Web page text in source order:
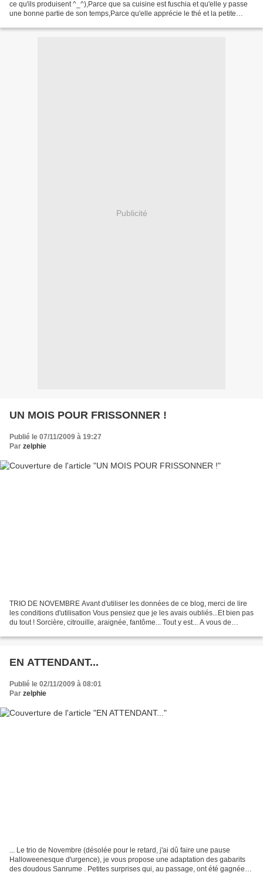
ce qu'ils produisent ^_^),Parce que sa cuisine est fuschia et qu'elle y passe
une bonne partie de son temps,Parce qu'elle apprécie le thé et la petite
Publicité
UN MOIS POUR FRISSONNER !
Publié le 07/11/2009 à 19:27
Par zelphie
TRIO DE NOVEMBRE Avant d'utiliser les données de ce blog, merci de lire
les conditions d'utilisation Vous pensiez que je les avais oubliés...Et bien pas
du tout ! Sorcière, citrouille, araignée, fantôme... Tout y est... A vous de
EN ATTENDANT...
Publié le 02/11/2009 à 08:01
Par zelphie
... Le trio de Novembre (désolée pour le retard, j'ai dû faire une pause
Halloweenesque d'urgence), je vous propose une adaptation des gabarits
des doudous Sanrume . Petites surprises qui, au passage, ont été gagnées